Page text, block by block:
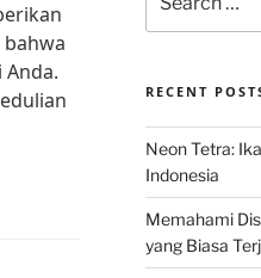
for:
RECENT
Neon Tetra:
Indonesia
Memahami
yang Biasa